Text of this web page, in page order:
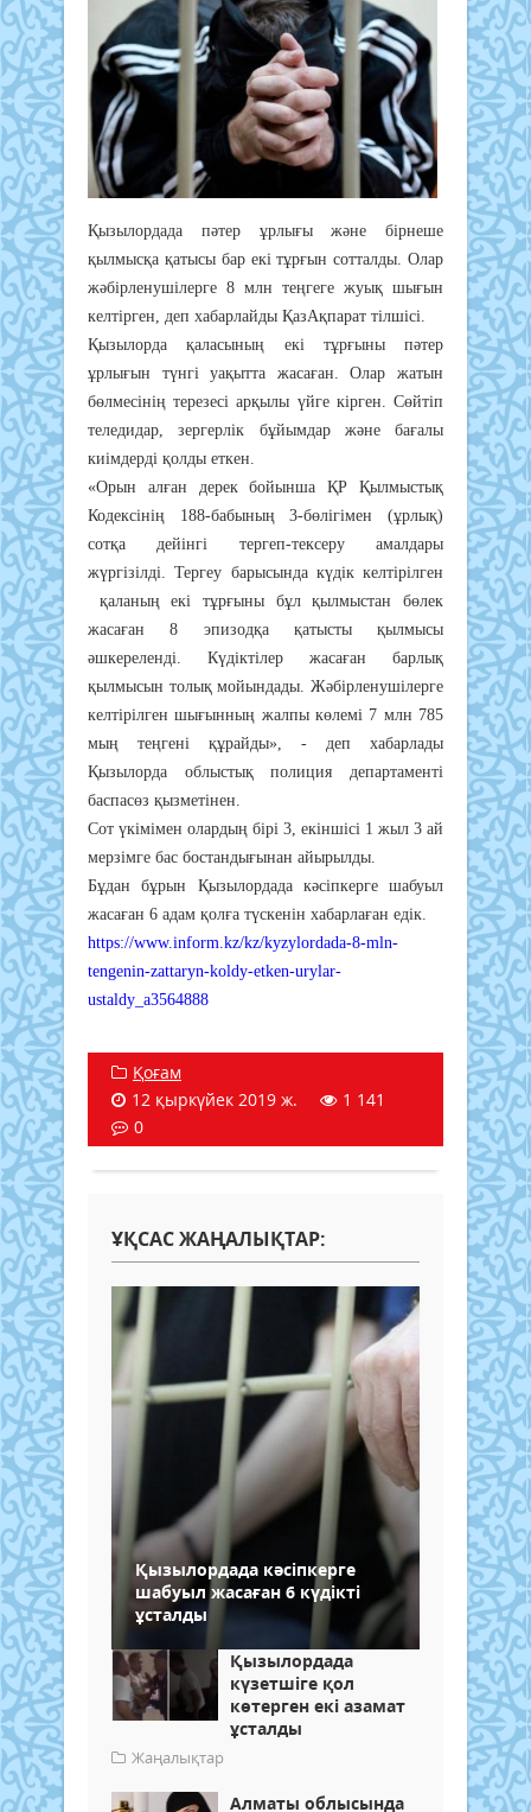
Қызылордада пәтер ұрлығы және бірнеше
қылмысқа қатысы бар екі тұрғын сотталды. Олар
жәбірленушілерге 8 млн теңгеге жуық шығын
келтірген, деп хабарлайды ҚазАқпарат тілшісі.
Қызылорда қаласының екі тұрғыны пәтер
ұрлығын түнгі уақытта жасаған. Олар жатын
бөлмесінің терезесі арқылы үйге кірген. Сөйтіп
теледидар, зергерлік бұйымдар және бағалы
киімдерді қолды еткен.
«Орын алған дерек бойынша ҚР Қылмыстық
Кодексінің 188-бабының 3-бөлігімен (ұрлық)
сотқа дейінгі тергеп-тексеру амалдары
жүргізілді. Тергеу барысында күдік келтірілген
қаланың екі тұрғыны бұл қылмыстан бөлек
жасаған 8 эпизодқа қатысты қылмысы
әшкереленді. Күдіктілер жасаған барлық
қылмысын толық мойындады. Жәбірленушілерге
келтірілген шығынның жалпы көлемі 7 млн 785
мың теңгені құрайды», - деп хабарлады
Қызылорда облыстық полиция департаменті
баспасөз қызметінен.
Сот үкімімен олардың бірі 3, екіншісі 1 жыл 3 ай
мерзімге бас бостандығынан айырылды.
Бұдан бұрын Қызылордада кәсіпкерге шабуыл
жасаған 6 адам қолға түскенін хабарлаған едік.
https://www.inform.kz/kz/kyzylordada-8-mln-
tengenin-zattaryn-koldy-etken-urylar-
ustaldy_a3564888
Қоғам
12 қыркүйек 2019 ж.
1 141
0
ҰҚСАС ЖАҢАЛЫҚТАР:
Қызылордада кәсіпкерге
шабуыл жасаған 6 күдікті
ұсталды
Қызылордада
күзетшіге қол
көтерген екі азамат
ұсталды
Жаңалықтар
Алматы облысында